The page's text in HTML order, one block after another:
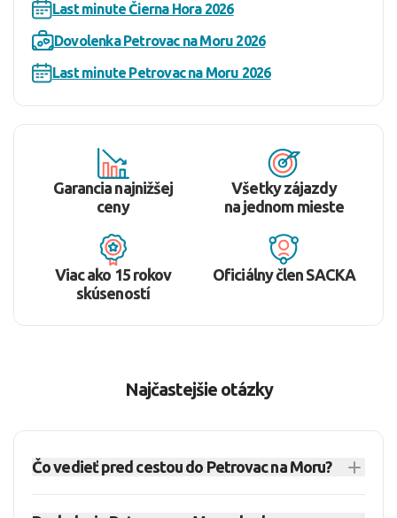
Last minute Čierna Hora 2026
Dovolenka Petrovac na Moru 2026
Last minute Petrovac na Moru 2026
Garancia najnižšej
ceny
Všetky zájazdy
na jednom mieste
Viac ako 15 rokov
skúseností
Oficiálny člen SACKA
Najčastejšie otázky
Čo vedieť pred cestou do Petrovac na Moru?